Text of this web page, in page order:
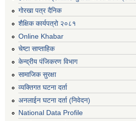
गोरखा पत्र दैनिक
शैक्षिक कार्यपत्रो २०८१
Online Khabar
चेष्टा साप्ताहिक
केन्द्रीय पंजिकरण विभाग
सामाजिक सुरक्षा
व्यक्तिगत घटना दर्ता
अनलाईन घटना दर्ता (निवेदन)
National Data Profile